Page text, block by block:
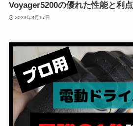
Voyager5200の優れた性能と利点
2023年8月17日